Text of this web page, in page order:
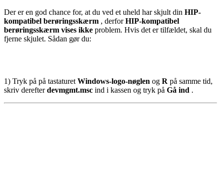
Der er en god chance for, at du ved et uheld har skjult din HIP-
kompatibel berøringsskærm , derforHIP-kompatibel
berøringsskærm vises ikke problem. Hvis det er tilfældet, skal du
fjerne skjulet. Sådan gør du:
1) Tryk på på tastaturet Windows-logo-nøglen og R på samme tid,
skriv derefterdevmgmt.msc ind i kassen og tryk på Gå ind .